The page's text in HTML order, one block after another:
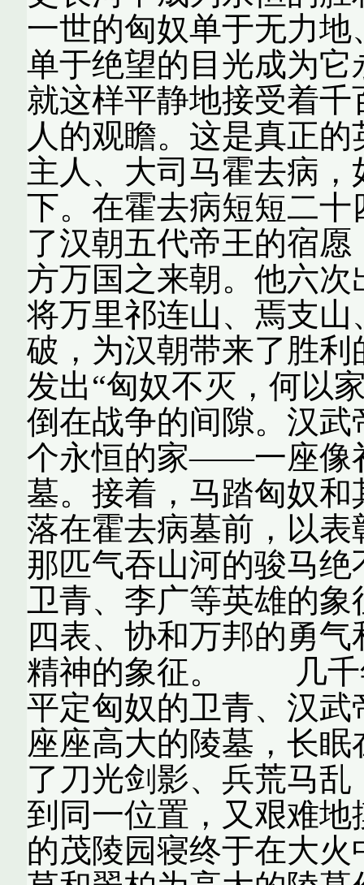
一世的匈奴单于无力
单于绝望的目光成为
就这样平静地接受着
人的观瞻。这是真
主人、大司马霍去病
下。在霍去病短短二
了汉朝五代帝王的宿
方万国之来朝。他六
将万里祁连山、焉支
破，为汉朝带来了胜
发出“匈奴不灭，何以
倒在战争的间隙。汉
个永恒的家——一座像
墓。接着，马踏匈奴
落在霍去病墓前，以
那匹气吞山河的骏马
卫青、李广等英雄的
四表、协和万邦的勇
精神的象征。 几千
平定匈奴的卫青、汉
座座高大的陵墓，长
了刀光剑影、兵荒马
到同一位置，又艰难
的茂陵园寝终于在大